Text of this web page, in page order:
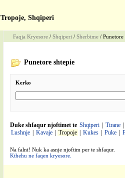
Tropoje, Shqiperi
Faqja Kryesore / Shqiperi / Sherbime / Punetore
Punetore shtepie
Kerko
Duke shfaqur njoftimet te Shqiperi Tirane
Lushnje
Kavaje Tropoje Kukes Puke
Na falni! Nuk ka asnje njoftim per te shfaqur.
Kthehu ne faqen kryesore.